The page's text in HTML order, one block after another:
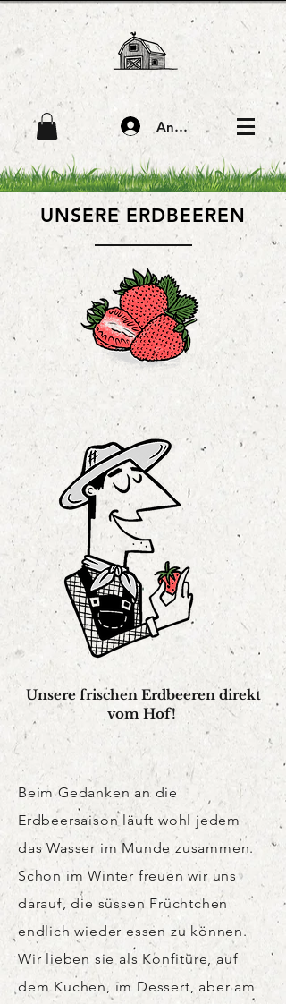
Anmelden
UNSERE ERDBEEREN
Unsere frischen Erdbeeren direkt
vom Hof!
Beim Gedanken an die
Erdbeersaison läuft wohl jedem
das Wasser im Munde zusammen.
Schon im Winter freuen wir uns
darauf, die süssen Früchtchen
endlich wieder essen zu können.
Wir lieben sie als Konfitüre, auf
dem Kuchen, im Dessert, aber am